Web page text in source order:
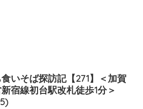
いそば探訪記【271】＜加賀
宿線初台駅改札徒歩1分＞